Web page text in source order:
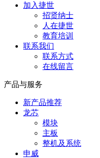
加入捷世
招贤纳士
人在捷世
教育培训
联系我们
联系方式
在线留言
产品与服务
新产品推荐
龙芯
模块
主板
整机及系统
申威